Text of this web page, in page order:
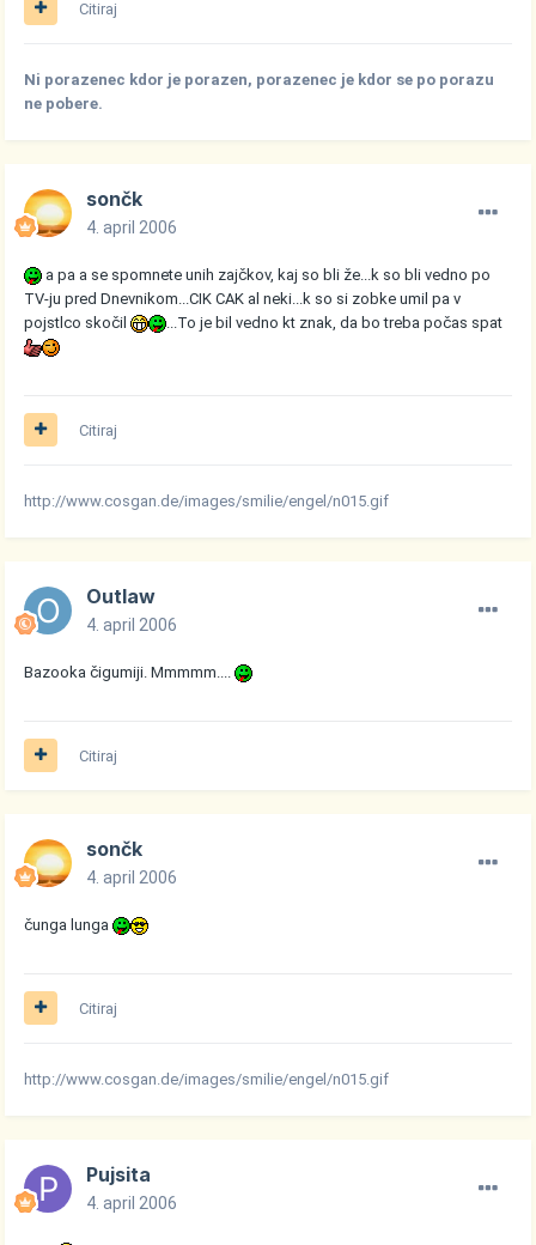
Citiraj
Ni porazenec kdor je porazen, porazenec je kdor se po porazu
ne pobere.
sončk
4. april 2006
a pa a se spomnete unih zajčkov, kaj so bli že...k so bli vedno po
TV-ju pred Dnevnikom...CIK CAK al neki...k so si zobke umil pa v
pojstlco skočil
...To je bil vedno kt znak, da bo treba počas spat
Citiraj
http://www.cosgan.de/images/smilie/engel/n015.gif
Outlaw
4. april 2006
Bazooka čigumiji. Mmmmm....
Citiraj
sončk
4. april 2006
čunga lunga
Citiraj
http://www.cosgan.de/images/smilie/engel/n015.gif
Pujsita
4. april 2006